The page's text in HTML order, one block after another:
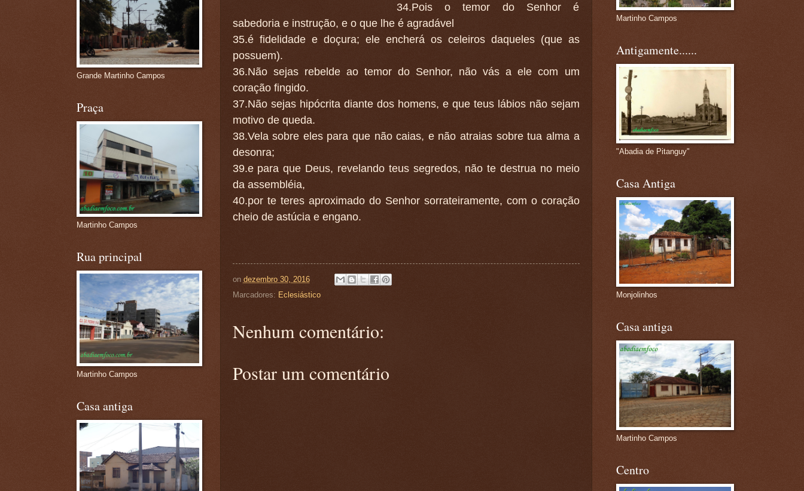
34.Pois o temor do Senhor é
sabedoria e instrução, e o que lhe é agradável
35.é fidelidade e doçura; ele encherá os celeiros daqueles (que as
possuem).
36.Não sejas rebelde ao temor do Senhor, não vás a ele com um
coração fingido.
37.Não sejas hipócrita diante dos homens, e que teus lábios não sejam
motivo de queda.
38.Vela sobre eles para que não caias, e não atraias sobre tua alma a
desonra;
39.e para que Deus, revelando teus segredos, não te destrua no meio
da assembléia,
40.por te teres aproximado do Senhor sorrateiramente, com o coração
cheio de astúcia e engano.
on dezembro 30, 2016
Marcadores: Eclesiástico
Nenhum comentário:
Postar um comentário
Grande Martinho Campos
Praça
Martinho Campos
Rua principal
Martinho Campos
Casa antiga
Martinho Campos
Antigamente......
"Abadia de Pitanguy"
Casa Antiga
Monjolinhos
Casa antiga
Martinho Campos
Centro